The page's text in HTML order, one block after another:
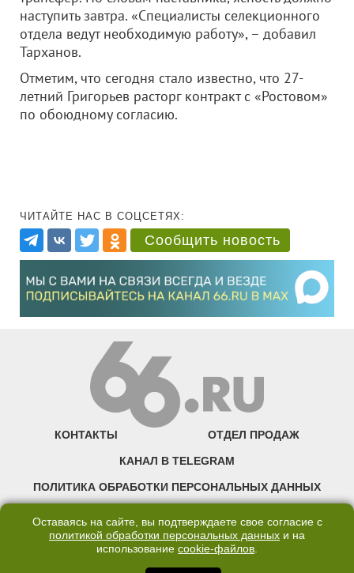
наступить завтра. «Специалисты селекционного
отдела ведут необходимую работу», – добавил
Тарханов.
Отметим, что сегодня стало известно, что 27-
летний Григорьев расторг контракт с «Ростовом»
по обоюдному согласию.
ЧИТАЙТЕ НАС В СОЦСЕТЯХ:
Сообщить новость
КОНТАКТЫ ОТДЕЛ ПРОДАЖ
КАНАЛ В TELEGRAM
ПОЛИТИКА ОБРАБОТКИ ПЕРСОНАЛЬНЫХ ДАННЫХ
©2007—2025 66.RU. Воспроизведение, сообщение, доведение до всеобщего
Оставаясь на сайте, вы подтверждаете свое согласие с
политикой обработки персональных данных и на
использование cookie-файлов.